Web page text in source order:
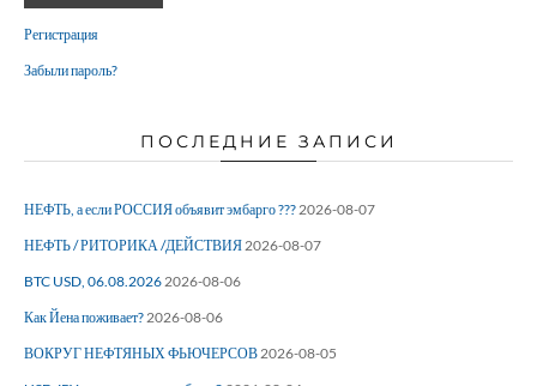
Регистрация
Забыли пароль?
ПОСЛЕДНИЕ ЗАПИСИ
НЕФТЬ, а если РОССИЯ объявит эмбарго ??? 2026-08-07
НЕФТЬ / РИТОРИКА /ДЕЙСТВИЯ 2026-08-07
BTC USD, 06.08.2026 2026-08-06
Как Йена поживает? 2026-08-06
ВОКРУГ НЕФТЯНЫХ ФЬЮЧЕРСОВ 2026-08-05